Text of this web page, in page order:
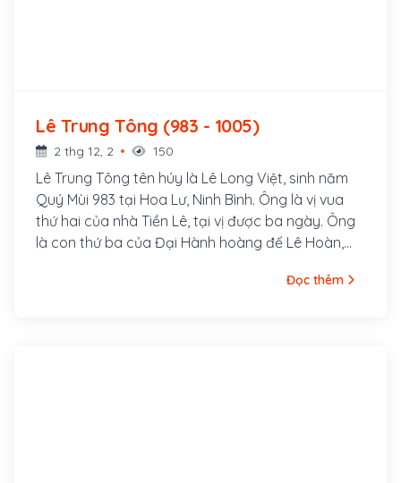
Lê Trung Tông (983 - 1005)
2 thg 12, 2 150
Lê Trung Tông tên húy là Lê Long Việt, sinh năm
Quý Mùi 983 tại Hoa Lư, Ninh Bình. Ông là vị vua
thứ hai của nhà Tiền Lê, tại vị được ba ngày. Ông
là con thứ ba của Đại Hành hoàng đế Lê Hoàn,
Đọc thêm